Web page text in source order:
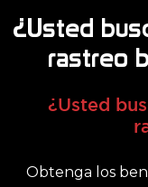
¿Usted
rastreo
¿Usted
Obtenga los